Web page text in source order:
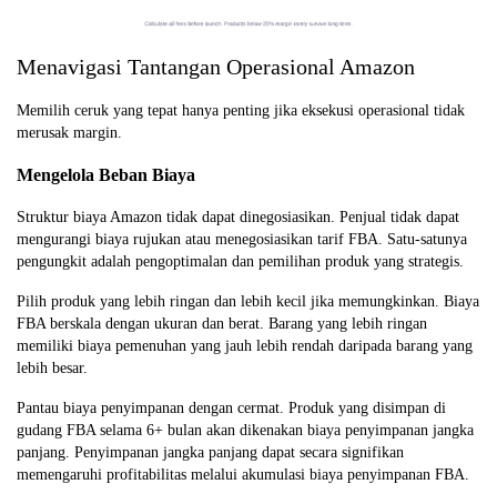
Menavigasi Tantangan Operasional Amazon
Memilih ceruk yang tepat hanya penting jika eksekusi operasional tidak
merusak margin.
Mengelola Beban Biaya
Struktur biaya Amazon tidak dapat dinegosiasikan. Penjual tidak dapat
mengurangi biaya rujukan atau menegosiasikan tarif FBA. Satu-satunya
pengungkit adalah pengoptimalan dan pemilihan produk yang strategis.
Pilih produk yang lebih ringan dan lebih kecil jika memungkinkan. Biaya
FBA berskala dengan ukuran dan berat. Barang yang lebih ringan
memiliki biaya pemenuhan yang jauh lebih rendah daripada barang yang
lebih besar.
Pantau biaya penyimpanan dengan cermat. Produk yang disimpan di
gudang FBA selama 6+ bulan akan dikenakan biaya penyimpanan jangka
panjang. Penyimpanan jangka panjang dapat secara signifikan
memengaruhi profitabilitas melalui akumulasi biaya penyimpanan FBA.